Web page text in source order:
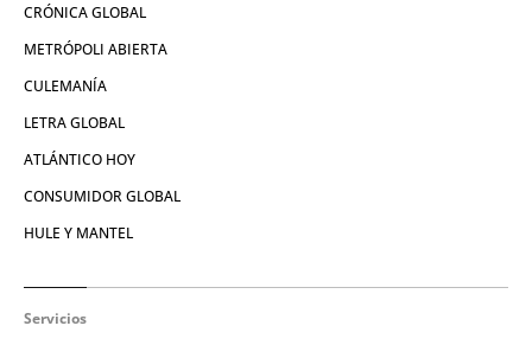
CRÓNICA GLOBAL
METRÓPOLI ABIERTA
CULEMANÍA
LETRA GLOBAL
ATLÁNTICO HOY
CONSUMIDOR GLOBAL
HULE Y MANTEL
Servicios